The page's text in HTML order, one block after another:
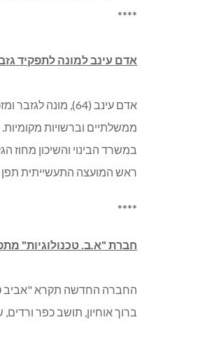
****
אדם עינב למונה לתפקיד
אדם עינב (64),
ממשלתיים וברשויות
במשרד הבינוי והשיכון מחוז
ראש המועצה התעשייתית תפן
****
חברת "א.ב. טכנולוגיות"
החברה החדשה תקרא "אביב
ברוך אוחיון, תושב כפר